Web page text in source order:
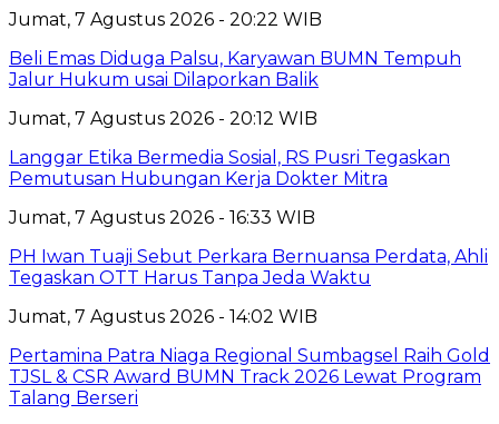
Jumat, 7 Agustus 2026 - 20:22 WIB
Beli Emas Diduga Palsu, Karyawan BUMN Tempuh
Jalur Hukum usai Dilaporkan Balik
Jumat, 7 Agustus 2026 - 20:12 WIB
Langgar Etika Bermedia Sosial, RS Pusri Tegaskan
Pemutusan Hubungan Kerja Dokter Mitra
Jumat, 7 Agustus 2026 - 16:33 WIB
PH Iwan Tuaji Sebut Perkara Bernuansa Perdata, Ahli
Tegaskan OTT Harus Tanpa Jeda Waktu
Jumat, 7 Agustus 2026 - 14:02 WIB
Pertamina Patra Niaga Regional Sumbagsel Raih Gold
TJSL & CSR Award BUMN Track 2026 Lewat Program
Talang Berseri